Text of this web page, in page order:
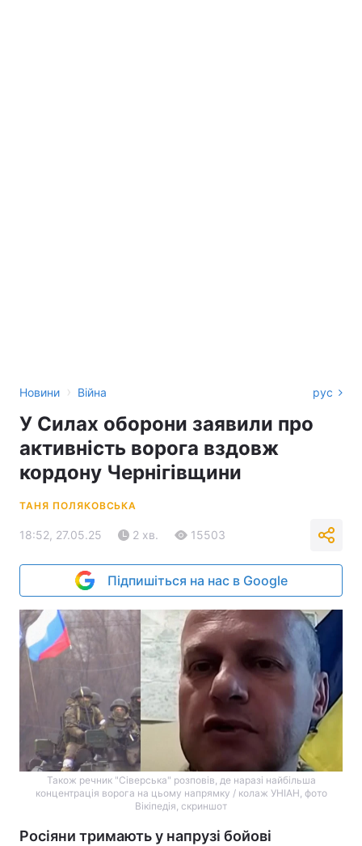
Новини › Війна рус
У Силах оборони заявили про
активність ворога вздовж
кордону Чернігівщини
ТАНЯ ПОЛЯКОВСЬКА
18:52, 27.05.25 2 хв. 15503
Підпишіться на нас в Google
Також речник "Сіверська" розповів, де наразі найбільша
концентрація ворога на цьому напрямку / колаж УНІАН, фото
Вікіпедія, скриншот
Росіяни тримають у напрузі бойові